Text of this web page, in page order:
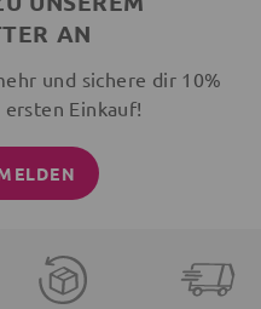
AN
und sichere dir 10%
Einkauf!